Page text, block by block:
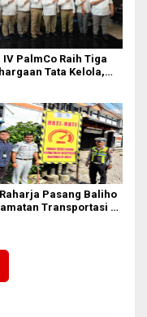
IV PalmCo Raih Tiga
Tata Kelola,
Pasang Baliho
Transportasi di